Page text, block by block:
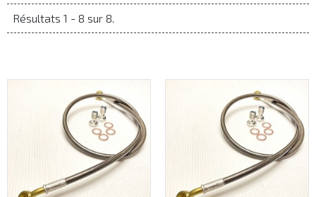
Résultats 1 - 8 sur 8.